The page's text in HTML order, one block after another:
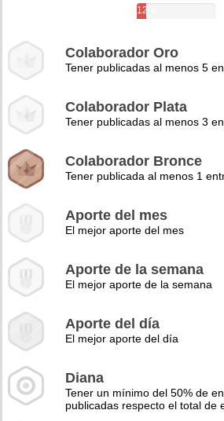
12%
Colaborador Oro
Tener publicadas al menos 5
Colaborador Plata
Tener publicadas al menos 3
Colaborador Bronce
Tener publicada al menos 1
Aporte del mes
El mejor aporte del mes
Aporte de la semana
El mejor aporte de la semana
Aporte del día
El mejor aporte del día
Diana
Tener un mínimo del 50% de
publicadas respecto el total de